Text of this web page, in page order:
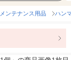
ンテナンス用品 ハン